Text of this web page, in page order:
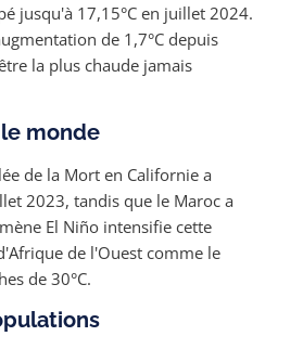
jusqu'à 17,15°C en juillet 2024.
de 1,7°C depuis
la plus chaude jamais
monde
de la Mort en Californie a
2023, tandis que le Maroc a
El Niño intensifie cette
de l'Ouest comme le
de 30°C.